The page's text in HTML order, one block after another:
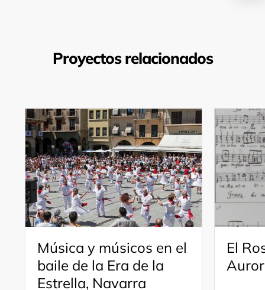
Proyectos relacionados
Música y músicos en el
baile de la Era de la
Estrella, Navarra
El